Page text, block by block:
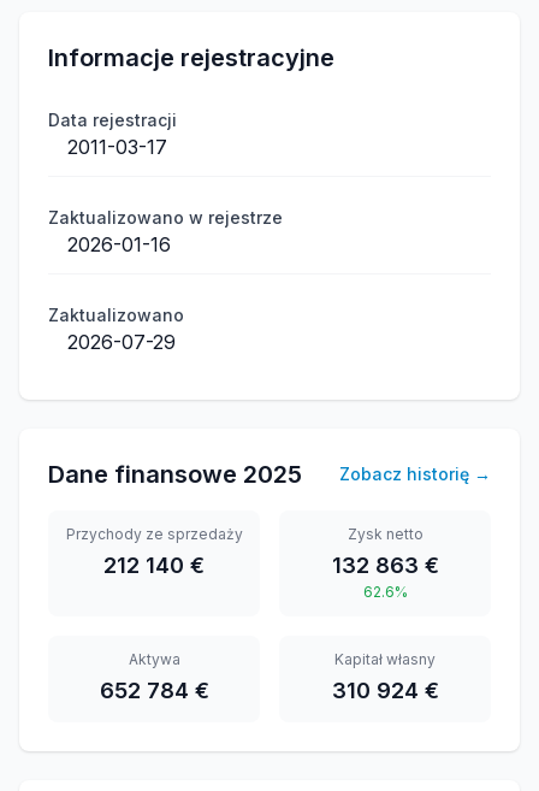
Informacje rejestracyjne
Data rejestracji
2011-03-17
Zaktualizowano w rejestrze
2026-01-16
Zaktualizowano
2026-07-29
Dane finansowe 2025 Zobacz historię →
Przychody ze sprzedaży
212 140 €
Zysk netto
132 863 €
62.6%
Aktywa
652 784 €
Kapitał własny
310 924 €